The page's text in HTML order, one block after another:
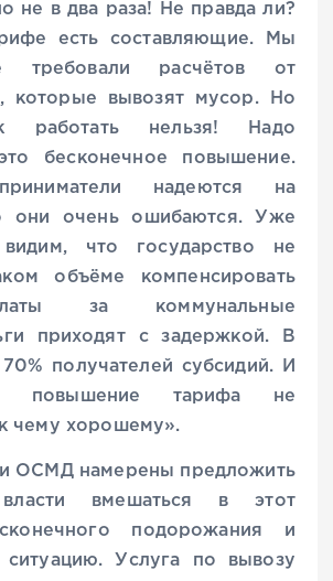
не в два раза! Не правда ли?
есть составляющие. Мы
требовали расчётов от
которые вывозят мусор. Но
работать нельзя! Надо
бесконечное повышение.
надеются на
они очень ошибаются. Уже
что государство не
объёме компенсировать
за коммунальные
приходят с задержкой. В
получателей субсидий. И
повышение тарифа не
чему хорошему».
ОСМД намерены предложить
власти вмешаться в этот
подорожания и
ситуацию. Услуга по вывозу